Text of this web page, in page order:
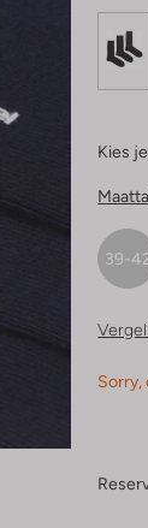
Kies
39-
Sorry,